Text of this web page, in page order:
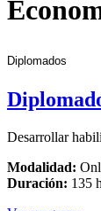
Diplomados
Desarrollar
Modalidad:
Duración: 135